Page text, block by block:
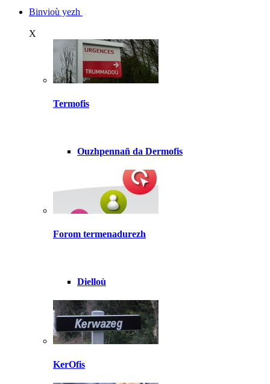
Binvioù yezh
X
Termofis
Ouzhpennañ da Dermofis
Forom termenadurezh
Dielloù
KerOfis